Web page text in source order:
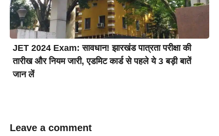
JET 2024 Exam: सावधान! झारखंड पात्रता परीक्षा की
तारीख और नियम जारी, एडमिट कार्ड से पहले ये 3 बड़ी बातें
जान लें
Leave a comment